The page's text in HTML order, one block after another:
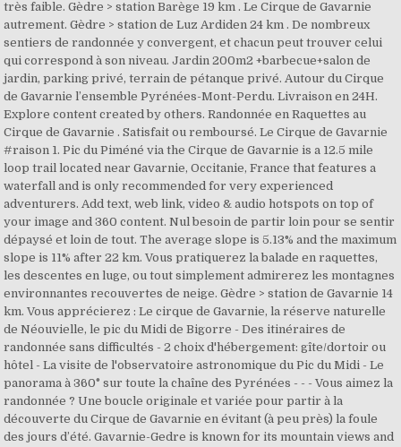
très faible. Gèdre > station Barège 19 km . Le Cirque de Gavarnie
autrement. Gèdre > station de Luz Ardiden 24 km . De nombreux
sentiers de randonnée y convergent, et chacun peut trouver celui
qui correspond à son niveau. Jardin 200m2 +barbecue+salon de
jardin, parking privé, terrain de pétanque privé. Autour du Cirque
de Gavarnie l’ensemble Pyrénées-Mont-Perdu. Livraison en 24H.
Explore content created by others. Randonnée en Raquettes au
Cirque de Gavarnie . Satisfait ou remboursé. Le Cirque de Gavarnie
#raison 1. Pic du Piméné via the Cirque de Gavarnie is a 12.5 mile
loop trail located near Gavarnie, Occitanie, France that features a
waterfall and is only recommended for very experienced
adventurers. Add text, web link, video & audio hotspots on top of
your image and 360 content. Nul besoin de partir loin pour se sentir
dépaysé et loin de tout. The average slope is 5.13% and the maximum
slope is 11% after 22 km. Vous pratiquerez la balade en raquettes,
les descentes en luge, ou tout simplement admirerez les montagnes
environnantes recouvertes de neige. Gèdre > station de Gavarnie 14
km. Vous apprécierez : Le cirque de Gavarnie, la réserve naturelle
de Néouvielle, le pic du Midi de Bigorre - Des itinéraires de
randonnée sans difficultés - 2 choix d'hébergement: gîte/dortoir ou
hôtel - La visite de l'observatoire astronomique du Pic du Midi - Le
panorama à 360° sur toute la chaîne des Pyrénées - - - Vous aimez la
randonnée ? Une boucle originale et variée pour partir à la
découverte du Cirque de Gavarnie en évitant (à peu près) la foule
des jours d’été. Gavarnie-Gedre is known for its mountain views and